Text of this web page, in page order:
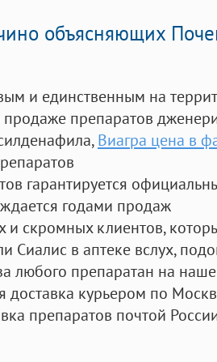
объясняющих
и единственным на
продаже препаратов
, Виагра цена в
гарантируется
годами продаж
и скромных клиентов,
Сиалис в аптеке вслух,
любого препаратан на
доставка курьером по
препаратов почтой